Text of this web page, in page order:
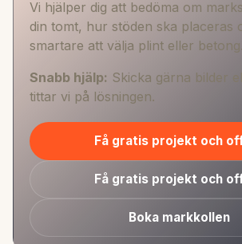
Vi hjälper dig att bedöma om
din tomt, hur stöden ska placeras
smartare att välja plint eller betong.
Snabb hjälp: Skicka gärna bilder
tittar vi på lösningen.
Få gratis projekt och
Få gratis projekt och
Boka markkollen